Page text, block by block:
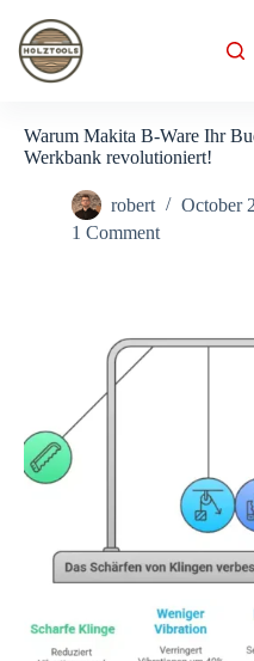
Warum Makita B-Ware Ihr
Werkbank revolutioniert!
robert October
1 Comment